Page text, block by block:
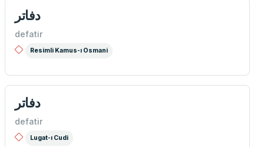
دفاتر
defatir
Resimli Kamus-ı Osmani
دفاتر
defatir
Lugat-ı Cudi